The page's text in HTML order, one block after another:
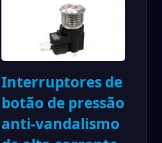
Interruptores de
botão de pressão
anti-vandalismo